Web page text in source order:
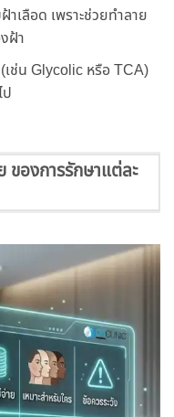
าเลือด เพราะช่วยทำลาย
ฝ้า
เช่น Glycolic หรือ TCA)
ของการรักษาแต่ละ